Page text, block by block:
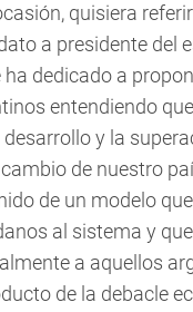
quisiera
a presidente del
ha dedicado a
entendiendo
y la
de nuestro
de un modelo
al sistema y
a aquellos
de la debacle